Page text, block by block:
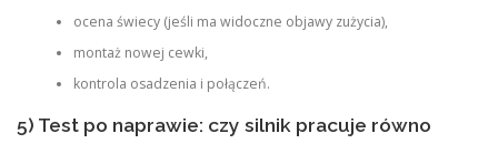
ocena świecy (jeśli ma widoczne objawy zużycia),
montaż nowej cewki,
kontrola osadzenia i połączeń.
5) Test po naprawie: czy silnik pracuje równo